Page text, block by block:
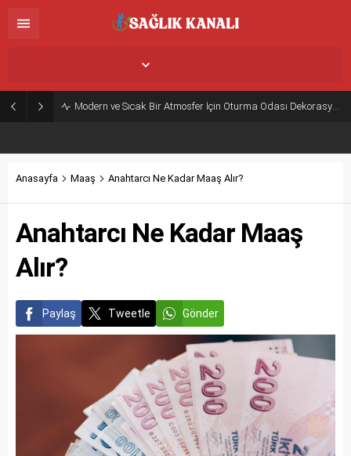
Modern ve Sıcak Bir Atmosfer İçin Oturma Odası Dekorasyon Önerileri
Anasayfa Maaş Anahtarcı Ne Kadar Maaş Alır?
Anahtarcı Ne Kadar Maaş
Alır?
Paylaş Tweetle Gönder